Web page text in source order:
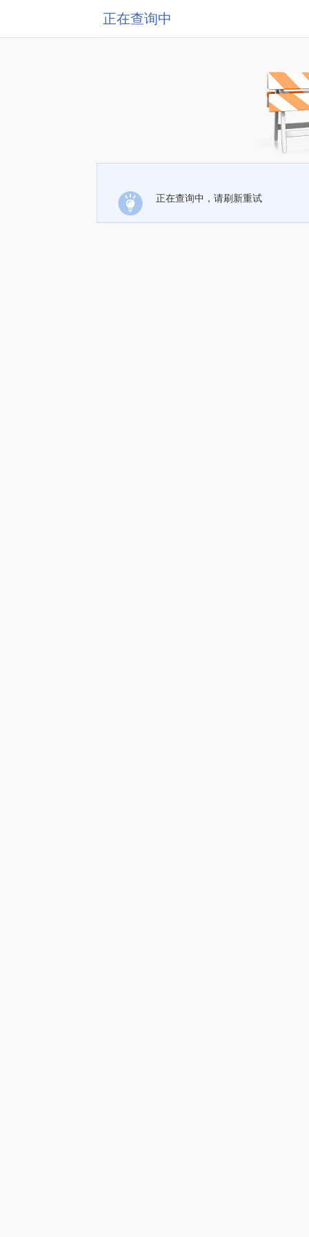
正在查询中
正在查询中，请刷新重试